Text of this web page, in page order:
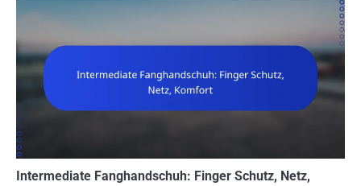
Intermediate Fanghandschuh: Finger Schutz, Netz,